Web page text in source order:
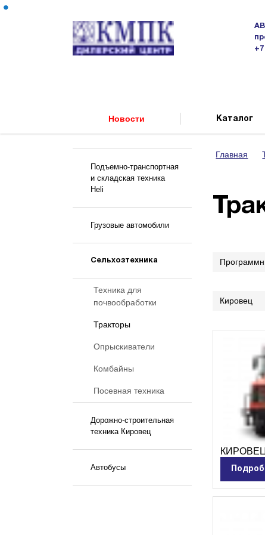
+7
Новости Каталог
Подъемно-транспортная
и складская техника
Heli
Грузовые автомобили
Сельхозтехника
Техника для
почвообработки
Тракторы
Опрыскиватели
Комбайны
Посевная техника
Дорожно-строительная
техника Кировец
Автобусы
Главная
Кировец